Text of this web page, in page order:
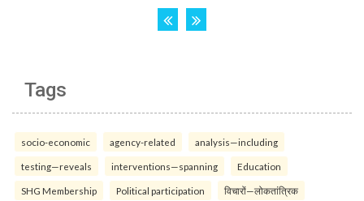
Tags
socio-economic agency-related analysis—including
testing—reveals interventions—spanning Education
SHG Membership Political participation विचारों—लोकतांत्रिक